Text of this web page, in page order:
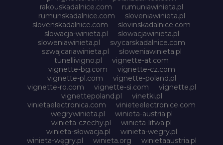
rakouskadalnice.com
rumuniawinieta.pl
rumunskadalnice.com
sloveniawinieta.pl
slovenskadalnice.com
slovinskadalnice.com
slowacja-winieta.pl
slowacjawinieta.pl
sloweniawinieta.pl
svycarskadalnice.com
szwajcariawinieta.pl
słoweniawinieta.pl
tunellivigno.pl
vignette-at.com
vignette-bg.com
vignette-cz.com
vignette-pl.com
vignette-poland.pl
vignette-ro.com
vignette-si.com
vignette.pl
vignettepoland.pl
vinetki.pl
vinietaelectronica.com
vinieteelectronice.com
wegrywinieta.pl
winieta-austria.pl
winieta-czechy.pl
winieta-litwa.pl
winieta-słowacja.pl
winieta-wegry.pl
winieta-węgry.pl
winieta.org
winietaaustria.pl